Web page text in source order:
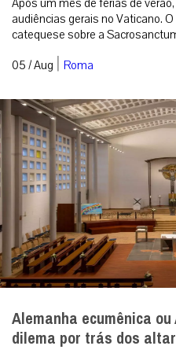
dilema por trás dos
A resposta para uma crise
em soluções administrativas?
align=”aligncenter...
|Análise
RECEBA
QUERO